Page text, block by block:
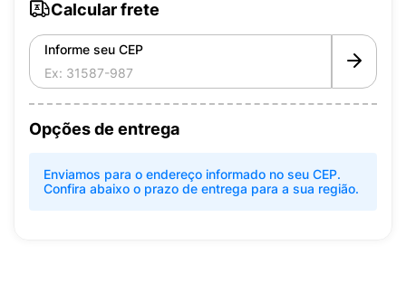
Calcular frete
Informe seu CEP
Opções de entrega
Enviamos para o endereço informado no seu CEP.
Confira abaixo o prazo de entrega para a sua região.